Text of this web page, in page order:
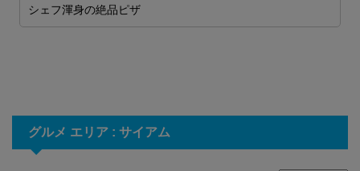
シェフ渾身の絶品ピザ
グルメ エリア : サイアム